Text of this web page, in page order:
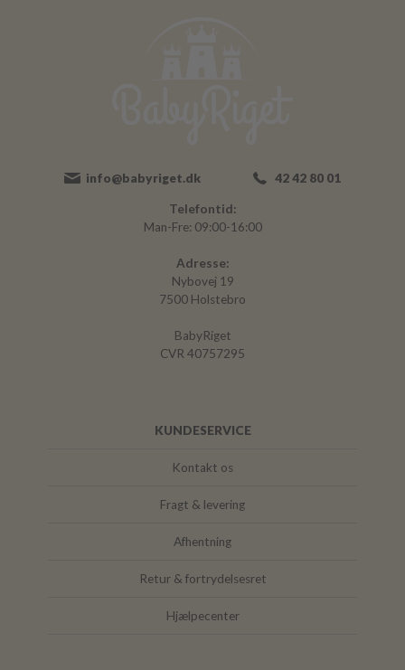
info@babyriget.dk 42 42 80 01
Telefontid:
Man-Fre: 09:00-16:00
Adresse:
Nybovej 19
7500 Holstebro
BabyRiget
CVR 40757295
KUNDESERVICE
Kontakt os
Fragt & levering
Afhentning
Retur & fortrydelsesret
Hjælpecenter